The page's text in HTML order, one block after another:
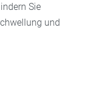
Sie
und